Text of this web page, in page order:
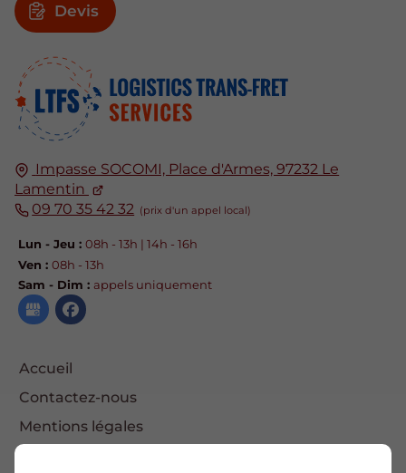
Impasse SOCOMI, Place d'Armes, 97232 Le
Lamentin
09 70 35 42 32
Lun - Jeu :08h - 13h | 14h - 16h
Ven :08h - 13h
Sam - Dim : appels uniquement
Accueil
Contactez-nous
Mentions légales
Devis